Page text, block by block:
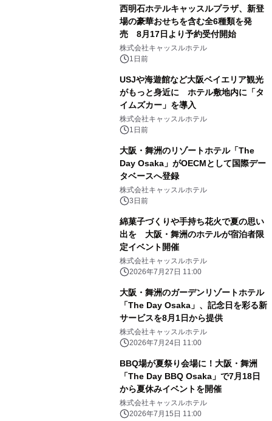
西明石ホテルキャッスルプラザ、新登
場の豪華おせちを含む全6種類を発
売 8月17日より予約受付開始
株式会社キャッスルホテル
1日前
USJや海遊館など大阪ベイエリア観光
がもっと身近に ホテル敷地内に「タ
イムズカー」を導入
株式会社キャッスルホテル
1日前
大阪・舞洲のリゾートホテル「The
Day Osaka」がOECMとして国際デー
タベースへ登録
株式会社キャッスルホテル
3日前
綿菓子づくりや手持ち花火で夏の思い
出を 大阪・舞洲のホテルが宿泊者限
定イベント開催
株式会社キャッスルホテル
2026年7月27日 11:00
大阪・舞洲のガーデンリゾートホテル
「The Day Osaka」、記念日を彩る新
サービスを8月1日から提供
株式会社キャッスルホテル
2026年7月24日 11:00
BBQ場が夏祭り会場に！大阪・舞洲
「The Day BBQ Osaka」で7月18日
から夏休みイベントを開催
株式会社キャッスルホテル
2026年7月15日 11:00